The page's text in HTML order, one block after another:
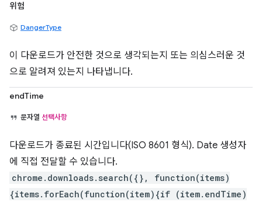
위험
DangerType
이 다운로드가 안전한 것으로 생각되는지 또는 의심스러운 것
으로 알려져 있는지 나타냅니다.
endTime
문자열 선택사항
다운로드가 종료된 시간입니다(ISO 8601 형식). Date 생성자
에 직접 전달할 수 있습니다.
chrome.downloads.search({}, function(items)
{items.forEach(function(item){if (item.endTime)